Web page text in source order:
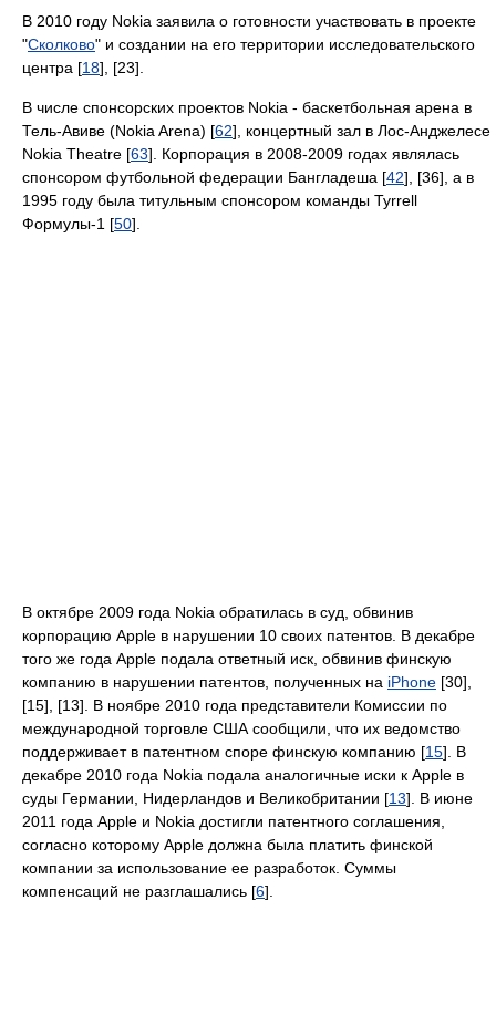
В 2010 году Nokia заявила о готовности участвовать в проекте
"Сколково" и создании на его территории исследовательского
центра [18], [23].
В числе спонсорских проектов Nokia - баскетбольная арена в
Тель-Авиве (Nokia Arena) [62], концертный зал в Лос-Анджелесе
Nokia Theatre [63]. Корпорация в 2008-2009 годах являлась
спонсором футбольной федерации Бангладеша [42], [36], а в
1995 году была титульным спонсором команды Tyrrell
Формулы-1 [50].
В октябре 2009 года Nokia обратилась в суд, обвинив
корпорацию Apple в нарушении 10 своих патентов. В декабре
того же года Apple подала ответный иск, обвинив финскую
компанию в нарушении патентов, полученных на iPhone [30],
[15], [13]. В ноябре 2010 года представители Комиссии по
международной торговле США сообщили, что их ведомство
поддерживает в патентном споре финскую компанию [15]. В
декабре 2010 года Nokia подала аналогичные иски к Apple в
суды Германии, Нидерландов и Великобритании [13]. В июне
2011 года Apple и Nokia достигли патентного соглашения,
согласно которому Apple должна была платить финской
компании за использование ее разработок. Суммы
компенсаций не разглашались [6].